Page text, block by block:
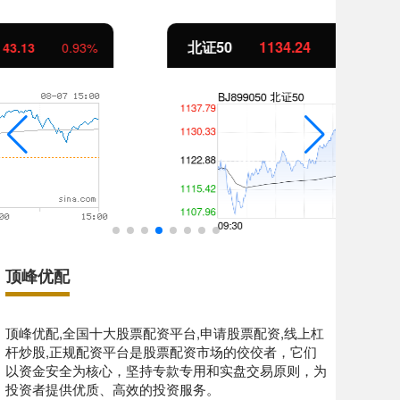
北证50 11.37 1.01%
顶峰优配
顶峰优配,全国十大股票配资平台,申请股票配资,线上杠
杆炒股,正规配资平台是股票配资市场的佼佼者，它们
以资金安全为核心，坚持专款专用和实盘交易原则，为
投资者提供优质、高效的投资服务。